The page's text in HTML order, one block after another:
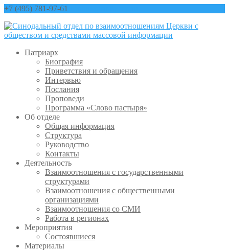
+7 (495) 781-97-61
Патриарх
Биография
Приветствия и обращения
Интервью
Послания
Проповеди
Программа «Слово пастыря»
Об отделе
Общая информация
Структура
Руководство
Контакты
Деятельность
Взаимоотношения с государственными
структурами
Взаимоотношения с общественными
организациями
Взаимоотношения со СМИ
Работа в регионах
Мероприятия
Состоявшиеся
Материалы